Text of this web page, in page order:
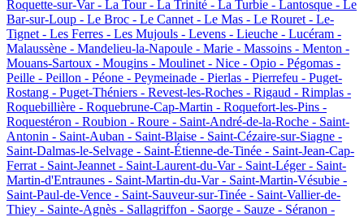
Roquette-sur-Var - La Tour - La Trinité - La Turbie - Lantosque - Le
Bar-sur-Loup - Le Broc - Le Cannet - Le Mas - Le Rouret - Le-
Tignet - Les Ferres - Les Mujouls - Levens - Lieuche - Lucéram -
Malaussène - Mandelieu-la-Napoule - Marie - Massoins - Menton -
Mouans-Sartoux - Mougins - Moulinet - Nice - Opio - Pégomas -
Peille - Peillon - Péone - Peymeinade - Pierlas - Pierrefeu - Puget-
Rostang - Puget-Théniers - Revest-les-Roches - Rigaud - Rimplas -
Roquebillière - Roquebrune-Cap-Martin - Roquefort-les-Pins -
Roquestéron - Roubion - Roure - Saint-André-de-la-Roche - Saint-
Antonin - Saint-Auban - Saint-Blaise - Saint-Cézaire-sur-Siagne -
Saint-Dalmas-le-Selvage - Saint-Étienne-de-Tinée - Saint-Jean-Cap-
Ferrat - Saint-Jeannet - Saint-Laurent-du-Var - Saint-Léger - Saint-
Martin-d'Entraunes - Saint-Martin-du-Var - Saint-Martin-Vésubie -
Saint-Paul-de-Vence - Saint-Sauveur-sur-Tinée - Saint-Vallier-de-
Thiey - Sainte-Agnès - Sallagriffon - Saorge - Sauze - Séranon -